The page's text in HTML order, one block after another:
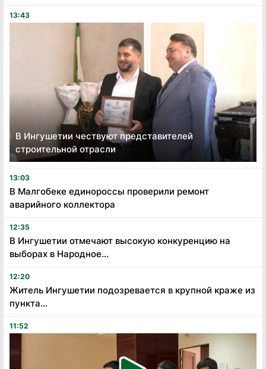
13:43
В Ингушетии чествуют представителей
строительной отрасли
13:03
В Малгобеке единороссы проверили ремонт
аварийного коллектора
12:35
В Ингушетии отмечают высокую конкуренцию на
выборах в Народное...
12:20
Житель Ингушетии подозревается в крупной краже из
пункта...
11:52